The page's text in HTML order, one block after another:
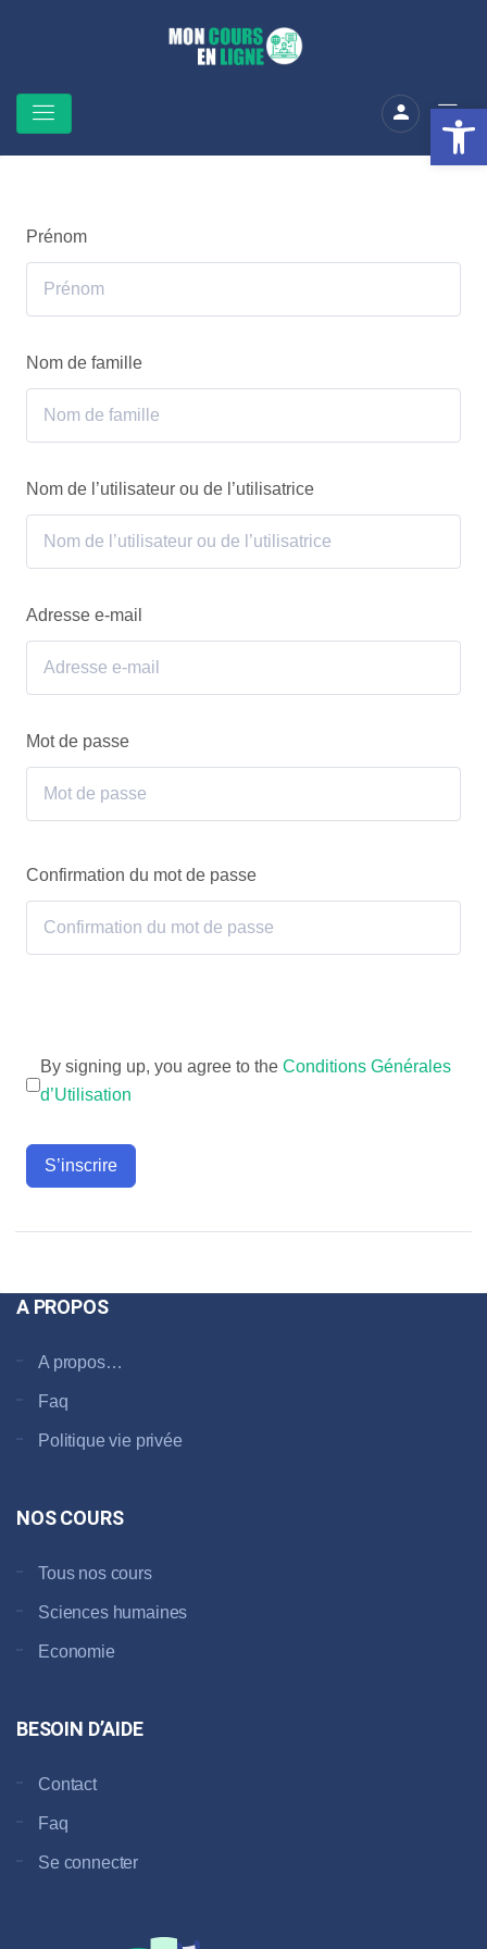
Prénom
Nom de famille
Nom de l’utilisateur ou de l’utilisatrice
Adresse e-mail
Mot de passe
Confirmation du mot de passe
By signing up, you agree to the Conditions Générales
d’Utilisation
S’inscrire
A PROPOS
A propos…
Faq
Politique vie privée
NOS COURS
Tous nos cours
Sciences humaines
Economie
BESOIN D’AIDE
Contact
Faq
Se connecter